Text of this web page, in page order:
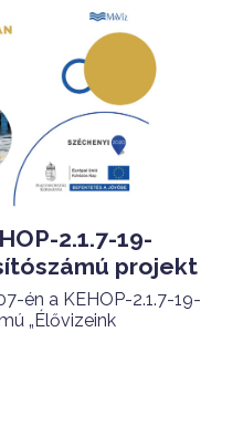
2.1.7-19-
projekt
én a KEHOP-2.1.7-19-
„Élővizeink